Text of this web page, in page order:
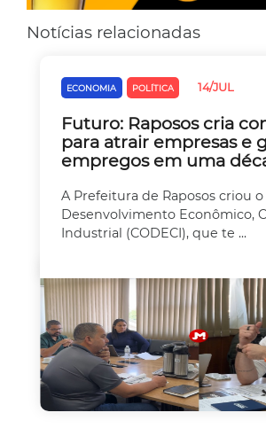
Notícias relacionadas
ECONOMIA POLÍTICA 14/JUL
Futuro: Raposos cria
para atrair empresas e
empregos em uma
A Prefeitura de Raposos criou
Desenvolvimento Econômico,
Industrial (CODECI), que te ...